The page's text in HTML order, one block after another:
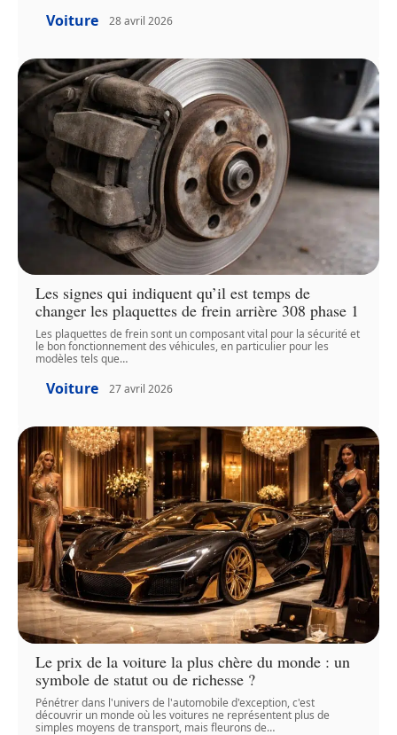
Voiture 28 avril 2026
Les signes qui indiquent qu’il est temps de
changer les plaquettes de frein arrière 308 phase 1
Les plaquettes de frein sont un composant vital pour la sécurité et
le bon fonctionnement des véhicules, en particulier pour les
modèles tels que…
Voiture 27 avril 2026
Le prix de la voiture la plus chère du monde : un
symbole de statut ou de richesse ?
Pénétrer dans l'univers de l'automobile d'exception, c'est
découvrir un monde où les voitures ne représentent plus de
simples moyens de transport, mais fleurons de…